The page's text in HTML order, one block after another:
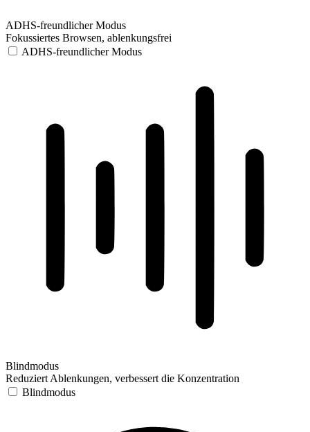
ADHS-freundlicher Modus
Fokussiertes Browsen, ablenkungsfrei
ADHS-freundlicher Modus
Blindmodus
Reduziert Ablenkungen, verbessert die Konzentration
Blindmodus